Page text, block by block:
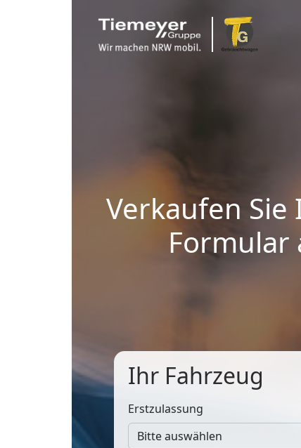
Verkaufen
Formular
Ihr Fahrzeug
Erstzulassung